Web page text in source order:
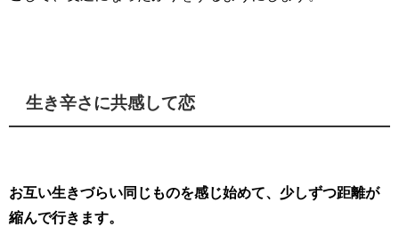
生き辛さに共感して恋
お互い生きづらい同じものを感じ始めて、少しずつ距離が
縮んで行きます。